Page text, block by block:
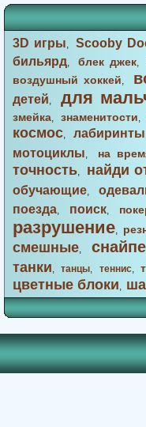
3D игры,Scooby
бильярд,блек джек
воздушный хоккей,
детей, для
змейка, знаменитости
космос, лабиринты
мотоциклы, на
точность, найди
обучающие,
поезда, поиск,
разрушение,
смешные,
танки,танцы, теннис,
цветные блоки,